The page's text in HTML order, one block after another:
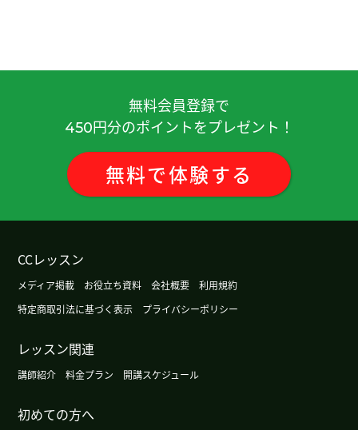
谢谢您。明天见!
谢谢您。明天见!
谢谢您。我要加油！
谢谢您。我要加油！
谢谢您。我要加油！
谢谢！( 30代 男性 )
我要加油!谢谢.
無料会員登録で
450円分のポイントをプレゼント！
無料で体験する
CCレッスン
メディア掲載 お役立ち資料 会社概要
利用規約
特定商取引法に基づく表示
プライバシーポリシー
レッスン関連
講師紹介 料金プラン 開講スケジュール
初めての方へ